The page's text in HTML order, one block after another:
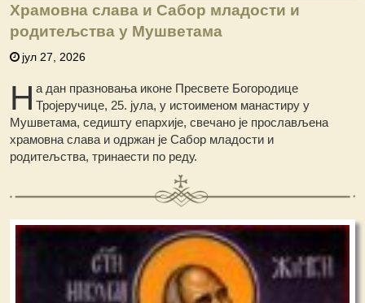
Храмовна слава и Сабор младости и
родитељства у Мушветама
јул 27, 2026
Н а дан празновања иконе Пресвете Богородице
Тројеручице, 25. јула, у истоименом манастиру у
Мушветама, седишту епархије, свечано је прослављена
храмовна слава и одржан је Сабор младости и
родитељства, тринаести по реду.